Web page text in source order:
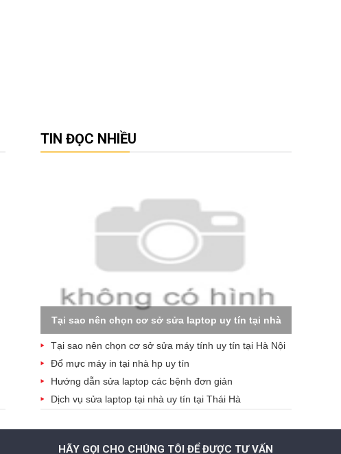
TIN ĐỌC NHIỀU
Tại sao nên chọn cơ sở sửa laptop uy tín tại nhà
Tại sao nên chọn cơ sở sửa máy tính uy tín tại Hà Nội
Đổ mực máy in tại nhà hp uy tín
Hướng dẫn sửa laptop các bệnh đơn giản
Dịch vụ sửa laptop tại nhà uy tín tại Thái Hà
HÃY GỌI CHO CHÚNG TÔI ĐỂ ĐƯỢC TƯ VẤN